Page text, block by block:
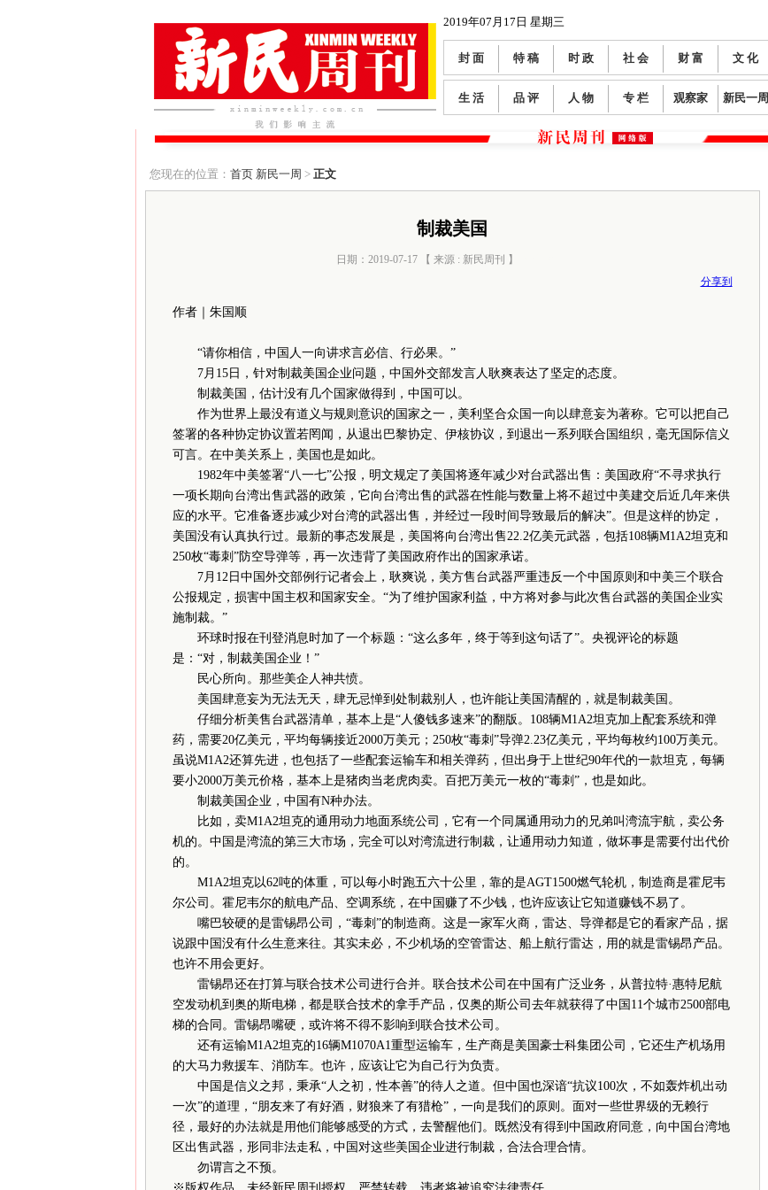
2019年07月17日 星期三
封 面 特 稿 时 政 社 会 财 富 文 化
生 活 品 评 人 物 专 栏 观察家 新民一周
您现在的位置： 首页 新民一周 > 正文
制裁美国
日期：2019-07-17 【 来源 : 新民周刊 】
分享到
作者｜朱国顺
“请你相信，中国人一向讲求言必信、行必果。”
7月15日，针对制裁美国企业问题，中国外交部发言人耿爽表达了坚定的态度。
制裁美国，估计没有几个国家做得到，中国可以。
作为世界上最没有道义与规则意识的国家之一，美利坚合众国一向以肆意妄为著称。它可以把自己
签署的各种协定协议置若罔闻，从退出巴黎协定、伊核协议，到退出一系列联合国组织，毫无国际信义
可言。在中美关系上，美国也是如此。
1982年中美签署“八一七”公报，明文规定了美国将逐年减少对台武器出售：美国政府“不寻求执行
一项长期向台湾出售武器的政策，它向台湾出售的武器在性能与数量上将不超过中美建交后近几年来供
应的水平。它准备逐步减少对台湾的武器出售，并经过一段时间导致最后的解决”。但是这样的协定，
美国没有认真执行过。最新的事态发展是，美国将向台湾出售22.2亿美元武器，包括108辆M1A2坦克和
250枚“毒刺”防空导弹等，再一次违背了美国政府作出的国家承诺。
7月12日中国外交部例行记者会上，耿爽说，美方售台武器严重违反一个中国原则和中美三个联合
公报规定，损害中国主权和国家安全。“为了维护国家利益，中方将对参与此次售台武器的美国企业实
施制裁。”
环球时报在刊登消息时加了一个标题：“这么多年，终于等到这句话了”。央视评论的标题
是：“对，制裁美国企业！”
民心所向。那些美企人神共愤。
美国肆意妄为无法无天，肆无忌惮到处制裁别人，也许能让美国清醒的，就是制裁美国。
仔细分析美售台武器清单，基本上是“人傻钱多速来”的翻版。108辆M1A2坦克加上配套系统和弹
药，需要20亿美元，平均每辆接近2000万美元；250枚“毒刺”导弹2.23亿美元，平均每枚约100万美元。
虽说M1A2还算先进，也包括了一些配套运输车和相关弹药，但出身于上世纪90年代的一款坦克，每辆
要小2000万美元价格，基本上是猪肉当老虎肉卖。百把万美元一枚的“毒刺”，也是如此。
制裁美国企业，中国有N种办法。
比如，卖M1A2坦克的通用动力地面系统公司，它有一个同属通用动力的兄弟叫湾流宇航，卖公务
机的。中国是湾流的第三大市场，完全可以对湾流进行制裁，让通用动力知道，做坏事是需要付出代价
的。
M1A2坦克以62吨的体重，可以每小时跑五六十公里，靠的是AGT1500燃气轮机，制造商是霍尼韦
尔公司。霍尼韦尔的航电产品、空调系统，在中国赚了不少钱，也许应该让它知道赚钱不易了。
嘴巴较硬的是雷锡昂公司，“毒刺”的制造商。这是一家军火商，雷达、导弹都是它的看家产品，据
说跟中国没有什么生意来往。其实未必，不少机场的空管雷达、船上航行雷达，用的就是雷锡昂产品。
也许不用会更好。
雷锡昂还在打算与联合技术公司进行合并。联合技术公司在中国有广泛业务，从普拉特·惠特尼航
空发动机到奥的斯电梯，都是联合技术的拿手产品，仅奥的斯公司去年就获得了中国11个城市2500部电
梯的合同。雷锡昂嘴硬，或许将不得不影响到联合技术公司。
还有运输M1A2坦克的16辆M1070A1重型运输车，生产商是美国豪士科集团公司，它还生产机场用
的大马力救援车、消防车。也许，应该让它为自己行为负责。
中国是信义之邦，秉承“人之初，性本善”的待人之道。但中国也深谙“抗议100次，不如轰炸机出动
一次”的道理，“朋友来了有好酒，财狼来了有猎枪”，一向是我们的原则。面对一些世界级的无赖行
径，最好的办法就是用他们能够感受的方式，去警醒他们。既然没有得到中国政府同意，向中国台湾地
区出售武器，形同非法走私，中国对这些美国企业进行制裁，合法合理合情。
勿谓言之不预。